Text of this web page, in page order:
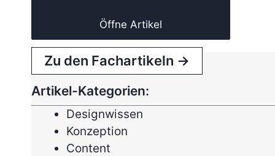
Öffne Artikel
Zu den Fachartikeln →
Artikel-Kategorien:
Designwissen
Konzeption
Content